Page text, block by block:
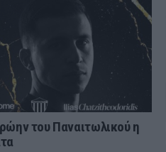
του Παναιτωλικού η